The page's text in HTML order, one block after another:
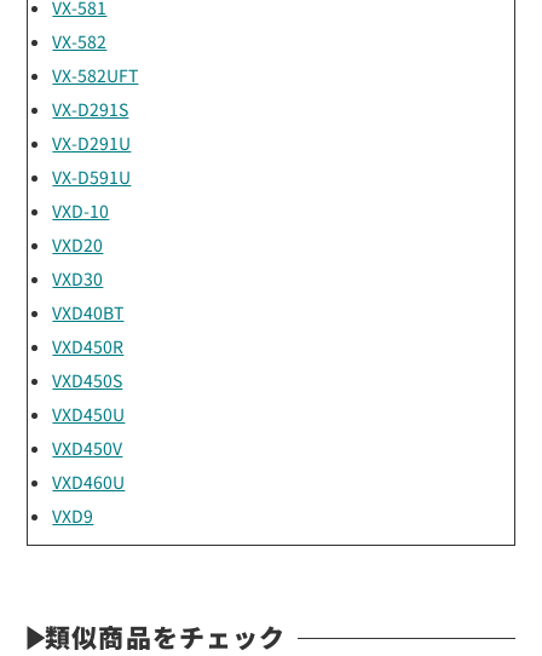
VX-581
VX-582
VX-582UFT
VX-D291S
VX-D291U
VX-D591U
VXD-10
VXD20
VXD30
VXD40BT
VXD450R
VXD450S
VXD450U
VXD450V
VXD460U
VXD9
類似商品をチェック